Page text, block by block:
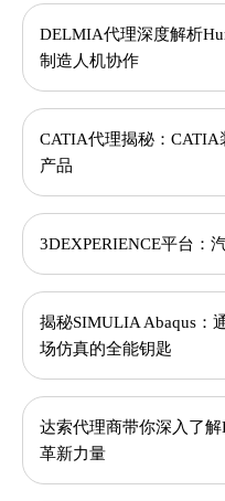
DELMIA代理深度解析
制造人机协作
CATIA代理揭秘：
产品
3DEXPERIENCE平台：
揭秘SIMULIA Abaqus：
场仿真的全能钥匙
达索代理商带你深入了
革新力量